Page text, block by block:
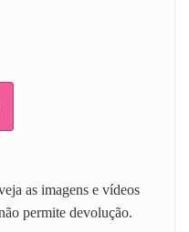
as imagens e vídeos
permite devolução.